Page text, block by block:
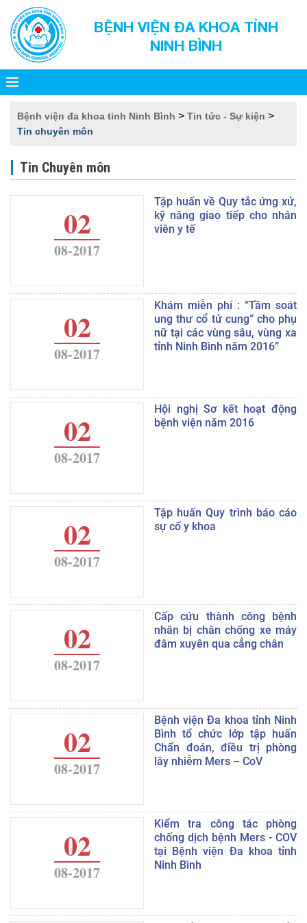
BỆNH VIỆN ĐA KHOA TỈNH
NINH BÌNH
Bệnh viện đa khoa tỉnh Ninh Bình > Tin tức - Sự kiện >
Tin chuyên môn
Tin Chuyên môn
02
08-2017
Tập huấn về Quy tắc ứng xử,
kỹ năng giao tiếp cho nhân
viên y tế
02
08-2017
Khám miễn phí : “Tầm soát
ung thư cổ tử cung” cho phụ
nữ tại các vùng sâu, vùng xa
tỉnh Ninh Bình năm 2016”
02
08-2017
Hội nghị Sơ kết hoạt động
bệnh viện năm 2016
02
08-2017
Tập huấn Quy trình báo cáo
sự cố y khoa
02
08-2017
Cấp cứu thành công bệnh
nhân bị chân chống xe máy
đâm xuyên qua cẳng chân
02
08-2017
Bệnh viện Đa khoa tỉnh Ninh
Bình tổ chức lớp tập huấn
Chẩn đoán, điều trị phòng
lây nhiễm Mers – CoV
02
08-2017
Kiểm tra công tác phòng
chống dịch bệnh Mers - COV
tại Bệnh viện Đa khoa tỉnh
Ninh Bình